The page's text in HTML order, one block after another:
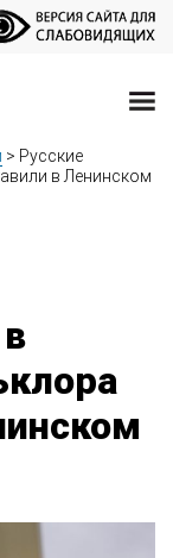
> Русские
в Ленинском